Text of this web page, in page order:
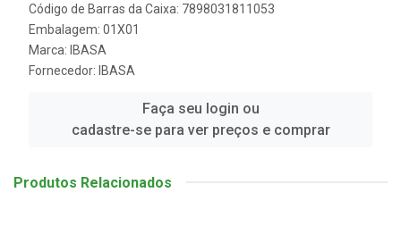
Código de Barras da Caixa: 7898031811053
Embalagem: 01X01
Marca: IBASA
Fornecedor: IBASA
Faça seu login ou
cadastre-se para ver preços e comprar
Produtos Relacionados